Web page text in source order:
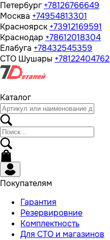
Петербург +78126766649
Москва +74954813301
Красноярск +73912169591
Краснодар +78612018304
Елабуга +78432545359
СТО Шушары +78122404762
Каталог
Покупателям
Гарантия
Резервировние
Комплектность
Для СТО и магазинов